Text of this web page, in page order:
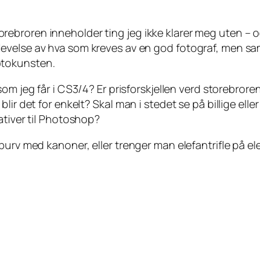
inneholder ting jeg ikke klarer meg uten –
av hva som kreves av en god fotograf, men
jeg får i CS3/4? Er prisforskjellen verd
det for enkelt? Skal man i stedet se på billige
til Photoshop?
med kanoner, eller trenger man elefantrifle på